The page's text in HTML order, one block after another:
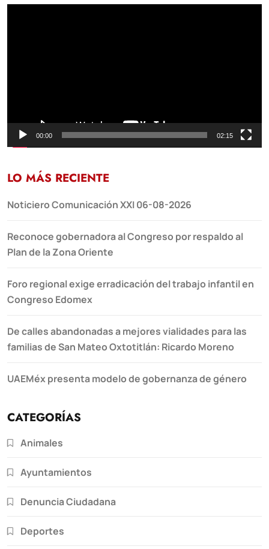
00:00 02:15
LO MÁS RECIENTE
Noticiero Comunicación XXI 06-08-2026
Reconoce gobernadora al Congreso por respaldo al
Plan de la Zona Oriente
Foro regional exige erradicación del trabajo infantil en
Congreso Edomex
De calles abandonadas a mejores vialidades para las
familias de San Mateo Oxtotitlán: Ricardo Moreno
UAEMéx presenta modelo de gobernanza de género
CATEGORÍAS
Animales
Ayuntamientos
Denuncia Ciudadana
Deportes